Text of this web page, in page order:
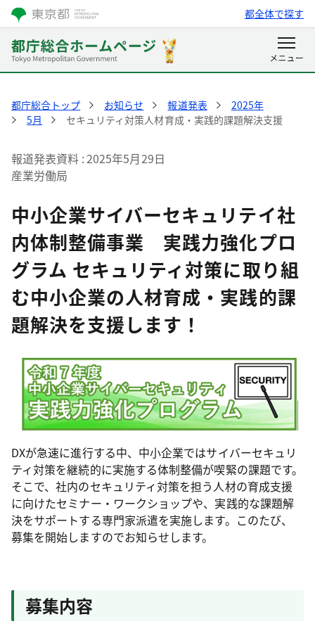
都全体で探す
都庁総合トップ お知らせ 報道発表
2025年
5月
セキュリティ対策人材育成・実践的課題解決支援
報道発表資料 2025年5月29日
産業労働局
中小企業サイバーセキュリテイ社
内体制整備事業 実践力強化プロ
グラム セキュリティ対策に取り組
む中小企業の人材育成・実践的課
題解決を支援します！
DXが急速に進行する中、中小企業ではサイバーセキュリ
ティ対策を継続的に実施する体制整備が喫緊の課題です。
そこで、社内のセキュリティ対策を担う人材の育成支援
に向けたセミナー・ワークショップや、実践的な課題解
決をサポートする専門家派遣を実施します。このたび、
募集を開始しますのでお知らせします。
募集内容